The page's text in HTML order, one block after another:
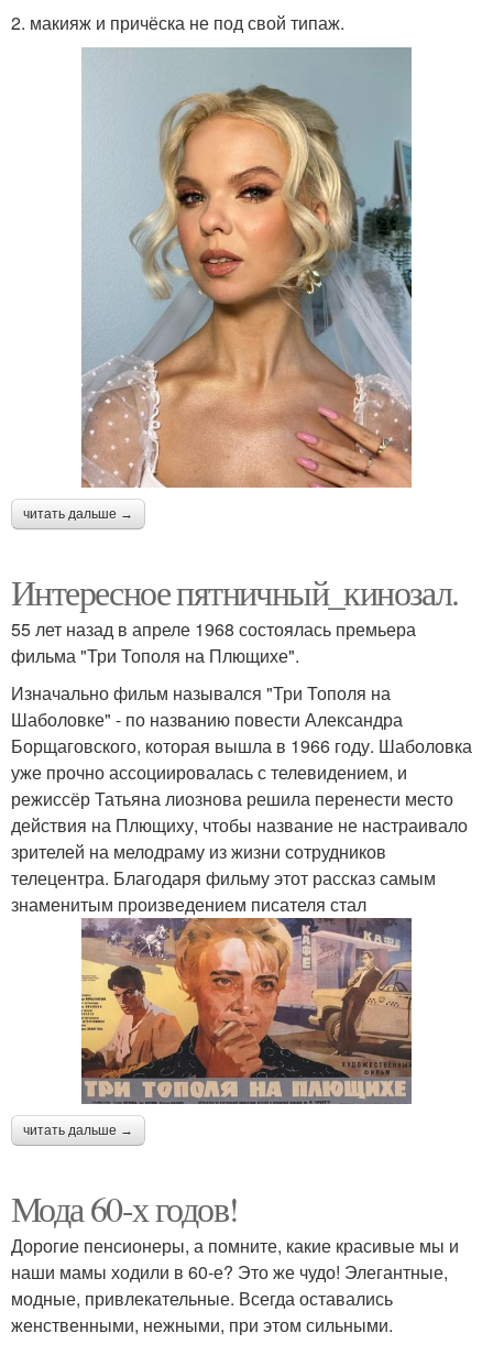
2. макияж и причёска не под свой типаж.
читать дальше →
Интересное пятничный_кинозал.
55 лет назад в апреле 1968 состоялась премьера
фильма "Три Тополя на Плющихе".
Изначально фильм назывался "Три Тополя на
Шаболовке" - по названию повести Александра
Борщаговского, которая вышла в 1966 году. Шаболовка
уже прочно ассоциировалась с телевидением, и
режиссёр Татьяна лиознова решила перенести место
действия на Плющиху, чтобы название не настраивало
зрителей на мелодраму из жизни сотрудников
телецентра. Благодаря фильму этот рассказ самым
знаменитым произведением писателя стал
читать дальше →
Мода 60-х годов!
Дорогие пенсионеры, а помните, какие красивые мы и
наши мамы ходили в 60-е? Это же чудо! Элегантные,
модные, привлекательные. Всегда оставались
женственными, нежными, при этом сильными.